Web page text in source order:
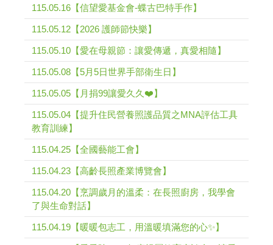
115.05.16【信望愛基金會-蝶古巴特手作】
115.05.12【2026 護師節快樂】
115.05.10【愛在母親節：讓愛傳遞，真愛相隨】
115.05.08【5月5日世界手部衛生日】
115.05.05【月捐99讓愛久久❤️】
115.05.04【提升住民營養照護品質之MNA評估工具
教育訓練】
115.04.25【全國藝能工會】
115.04.23【高齡長照產業博覽會】
115.04.20【烹調歲月的溫柔：在長照廚房，我學會
了與生命對話】
115.04.19【暖暖包志工，用溫暖填滿您的心✨】